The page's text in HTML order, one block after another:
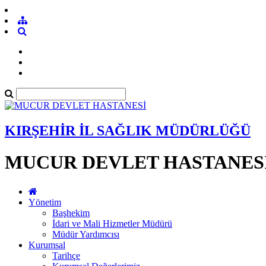
KIRŞEHİR İL SAĞLIK MÜDÜRLÜĞÜ
MUCUR DEVLET
Yönetim
Başhekim
İdari ve Mali Hizmetler Müdürü
Müdür Yardımcısı
Kurumsal
Tarihçe